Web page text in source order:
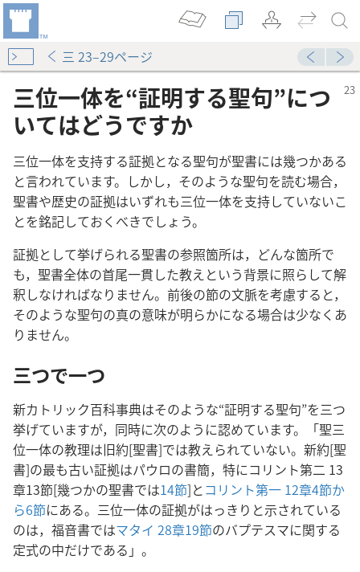
三 23–29ページ
三位一体を“証明する聖句”につ
いてはどうですか
三位一体を支持する証拠となる聖句が聖書には幾つかある
と言われています。しかし，そのような聖句を読む場合，
聖書や歴史の証拠はいずれも三位一体を支持していないこ
とを銘記しておくべきでしょう。
証拠として挙げられる聖書の参照箇所は，どんな箇所で
も，聖書全体の首尾一貫した教えという背景に照らして解
釈しなければなりません。前後の節の文脈を考慮すると，
そのような聖句の真の意味が明らかになる場合は少なくあ
りません。
三つで一つ
新カトリック百科事典はそのような“証明する聖句”を三つ
挙げていますが，同時に次のように認めています。「聖三
位一体の教理は旧約[聖書]では教えられていない。新約[聖
書]の最も古い証拠はパウロの書簡，特にコリント第二 13
章13節[幾つかの聖書では14節]とコリント第一 12章4節か
ら6節にある。三位一体の証拠がはっきりと示されている
のは，福音書ではマタイ 28章19節のバプテスマに関する
定式の中だけである」。